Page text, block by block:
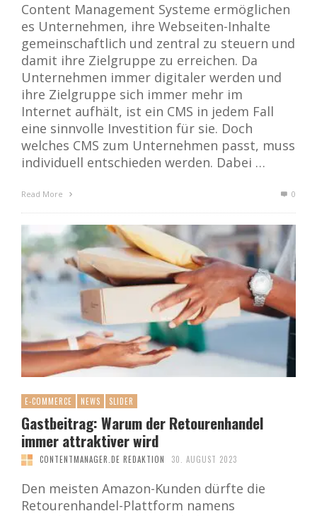
Content Management Systeme ermöglichen
es Unternehmen, ihre Webseiten-Inhalte
gemeinschaftlich und zentral zu steuern und
damit ihre Zielgruppe zu erreichen. Da
Unternehmen immer digitaler werden und
ihre Zielgruppe sich immer mehr im
Internet aufhält, ist ein CMS in jedem Fall
eine sinnvolle Investition für sie. Doch
welches CMS zum Unternehmen passt, muss
individuell entschieden werden. Dabei …
Read More 0
E-COMMERCE NEWS SLIDER
Gastbeitrag: Warum der Retourenhandel
immer attraktiver wird
CONTENTMANAGER.DE REDAKTION 30. AUGUST 2023
Den meisten Amazon-Kunden dürfte die
Retourenhandel-Plattform namens